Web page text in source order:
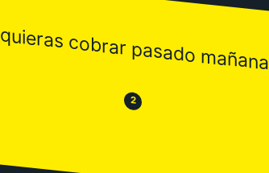
quieras cobrar pasado mañana
😒 2 😂